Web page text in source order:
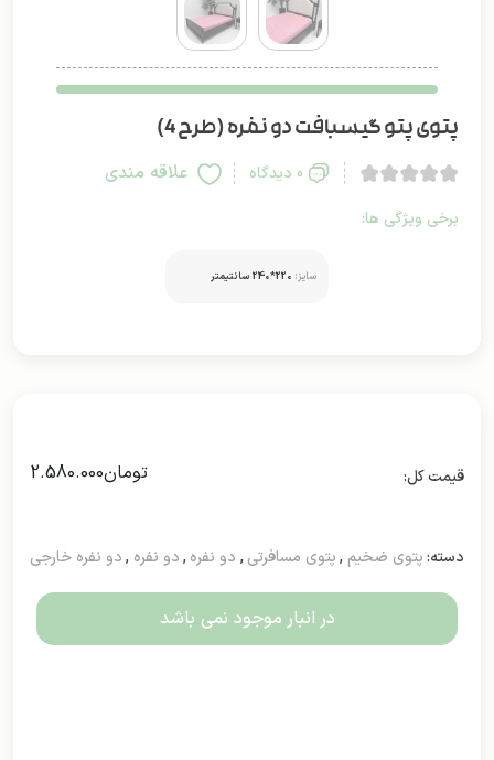
پتوی پتو گیسبافت دو نفره (طرح 4)
0 دیدگاه علاقه مندی
برخی ویژگی ها:
سایز: 220*240 سانتیمتر
تومان2.580.000
دسته:پتوی ضخیم , پتوی مسافرتی , دو نفره,دو نفره , دو نفره خارجی
در انبار موجود نمی باشد